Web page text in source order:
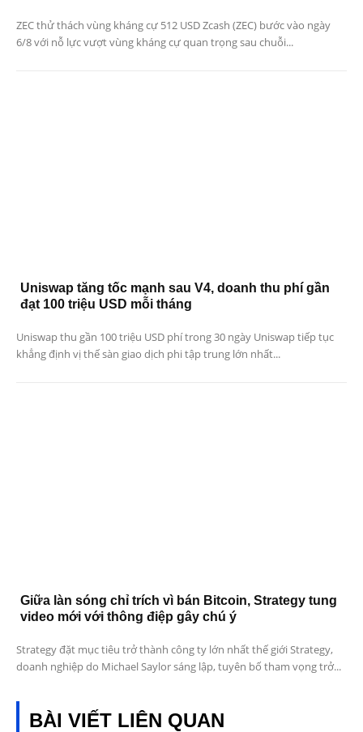
ZEC thử thách vùng kháng cự 512 USD Zcash (ZEC) bước vào ngày
6/8 với nỗ lực vượt vùng kháng cự quan trọng sau chuỗi...
Uniswap tăng tốc mạnh sau V4, doanh thu phí gần
đạt 100 triệu USD mỗi tháng
Uniswap thu gần 100 triệu USD phí trong 30 ngày Uniswap tiếp tục
khẳng định vị thế sàn giao dịch phi tập trung lớn nhất...
Giữa làn sóng chỉ trích vì bán Bitcoin, Strategy tung
video mới với thông điệp gây chú ý
Strategy đặt mục tiêu trở thành công ty lớn nhất thế giới Strategy,
doanh nghiệp do Michael Saylor sáng lập, tuyên bố tham vọng trở...
BÀI VIẾT LIÊN QUAN